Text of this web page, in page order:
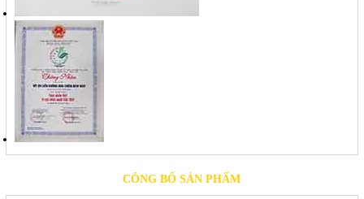
CÔNG BỐ SẢN PHẨM